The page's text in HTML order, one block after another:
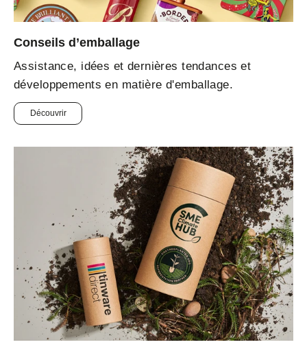
Conseils d’emballage
Assistance, idées et dernières tendances et
développements en matière d'emballage.
Découvrir